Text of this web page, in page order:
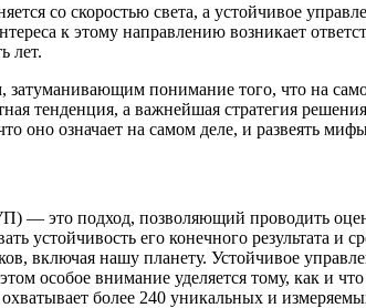
со скоростью света, а устойчивое
к этому направлению возникает
лет.
затуманивающим понимание того, что на
тенденция, а важнейшая стратегия
оно означает на самом деле, и развеять
— это подход, позволяющий проводить
устойчивость его конечного
включая нашу планету. Устойчивое
особое внимание уделяется тому, как и
более 240 уникальных и